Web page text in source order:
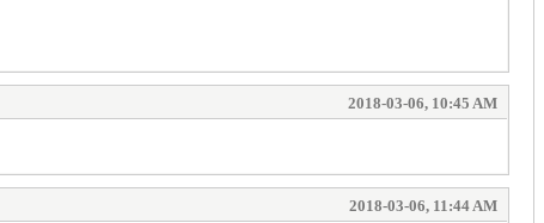
2018-03-06, 10:45 AM
2018-03-06, 11:44 AM